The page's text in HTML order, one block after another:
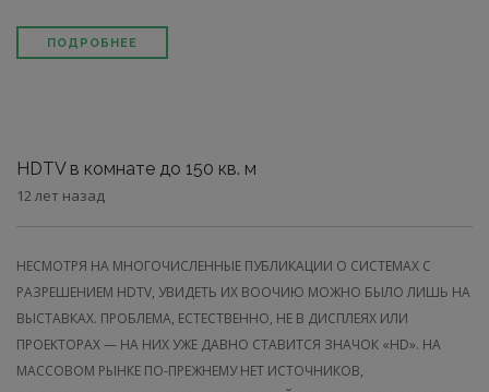
ПОДРОБНЕЕ
HDTV в комнате до 150 кв. м
12 лет назад
НЕСМОТРЯ НА МНОГОЧИСЛЕННЫЕ ПУБЛИКАЦИИ О СИСТЕМАХ С
РАЗРЕШЕНИЕМ HDTV, УВИДЕТЬ ИХ ВООЧИЮ МОЖНО БЫЛО ЛИШЬ НА
ВЫСТАВКАХ. ПРОБЛЕМА, ЕСТЕСТВЕННО, НЕ В ДИСПЛЕЯХ ИЛИ
ПРОЕКТОРАХ — НА НИХ УЖЕ ДАВНО СТАВИТСЯ ЗНАЧОК «HD». НА
МАССОВОМ РЫНКЕ ПО-ПРЕЖНЕМУ НЕТ ИСТОЧНИКОВ,